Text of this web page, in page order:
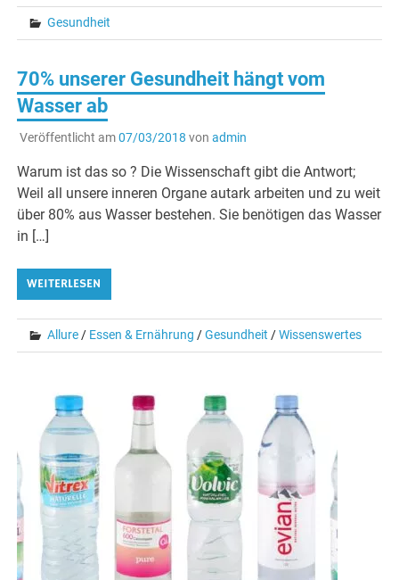
Gesundheit
70% unserer Gesundheit hängt vom
Wasser ab
Veröffentlicht am07/03/2018 von admin
Warum ist das so ? Die Wissenschaft gibt die Antwort;
Weil all unsere inneren Organe autark arbeiten und zu weit
über 80% aus Wasser bestehen. Sie benötigen das Wasser
in […]
WEITERLESEN
Allure / Essen & Ernährung /Gesundheit /Wissenswertes